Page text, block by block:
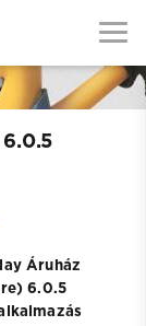
Áruház
6.0.5